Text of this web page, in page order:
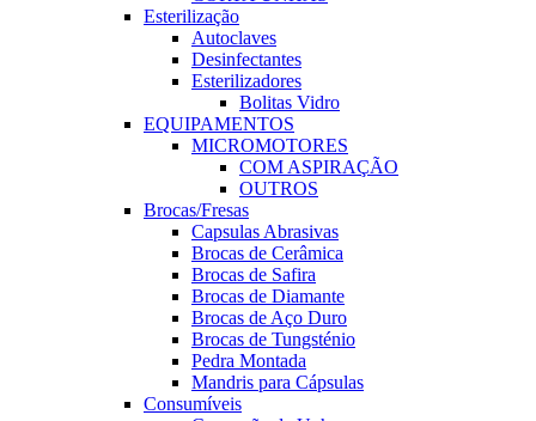
Esterilização
Autoclaves
Desinfectantes
Esterilizadores
Bolitas Vidro
EQUIPAMENTOS
MICROMOTORES
COM ASPIRAÇÃO
OUTROS
Brocas/Fresas
Capsulas Abrasivas
Brocas de Cerâmica
Brocas de Safira
Brocas de Diamante
Brocas de Aço Duro
Brocas de Tungsténio
Pedra Montada
Mandris para Cápsulas
Consumíveis